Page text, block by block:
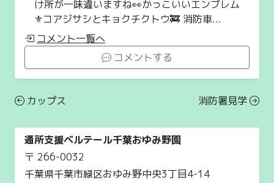
け所が一味違いますね👀かっこいいエンブレム
⚜️コアジサシとキョクチクトウ🚒 消防車...
コメント一覧へ
コメントする
カップス 消防署見学
通所支援ベルテール千葉おゆみ野園
〒 266-0032
千葉県千葉市緑区おゆみ野中央3丁目4-14